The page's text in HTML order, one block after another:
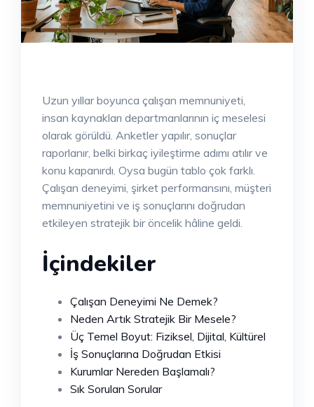
Uzun yıllar boyunca çalışan memnuniyeti,
insan kaynakları departmanlarının iç meselesi
olarak görüldü. Anketler yapılır, sonuçlar
raporlanır, belki birkaç iyileştirme adımı atılır ve
konu kapanırdı. Oysa bugün tablo çok farklı.
Çalışan deneyimi, şirket performansını, müşteri
memnuniyetini ve iş sonuçlarını doğrudan
etkileyen stratejik bir öncelik hâline geldi.
İçindekiler
Çalışan Deneyimi Ne Demek?
Neden Artık Stratejik Bir Mesele?
Üç Temel Boyut: Fiziksel, Dijital, Kültürel
İş Sonuçlarına Doğrudan Etkisi
Kurumlar Nereden Başlamalı?
Sık Sorulan Sorular